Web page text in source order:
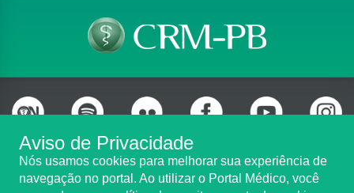
Telefone: (83) 3690-0707
Aviso de Privacidade
Nós usamos cookies para melhorar sua experiência de
navegação no portal. Ao utilizar o Portal Médico, você